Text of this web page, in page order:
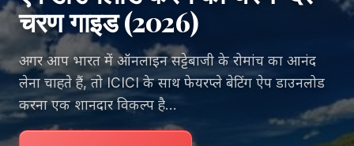
चरण गाइड (2026)
अगर आप भारत में ऑनलाइन सट्टेबाजी के रोमांच का आनंद
लेना चाहते हैं, तो ICICI के साथ फेयरप्ले बेटिंग ऐप डाउनलोड
करना एक शानदार विकल्प है…